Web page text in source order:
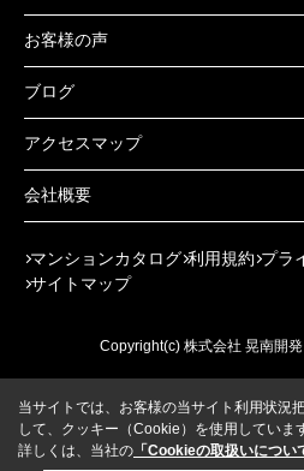
お客様の声
ブログ
アクセスマップ
会社概要
マンションカタログ 利用規約 プラ
サイトマップ
Copyright(c) 株式会社 晃南開
当サイトでは、お客様の当サイト利用状況
して、クッキー（Cookie）を使用していま
詳しくは、当社の 「Cookieの取扱いについ